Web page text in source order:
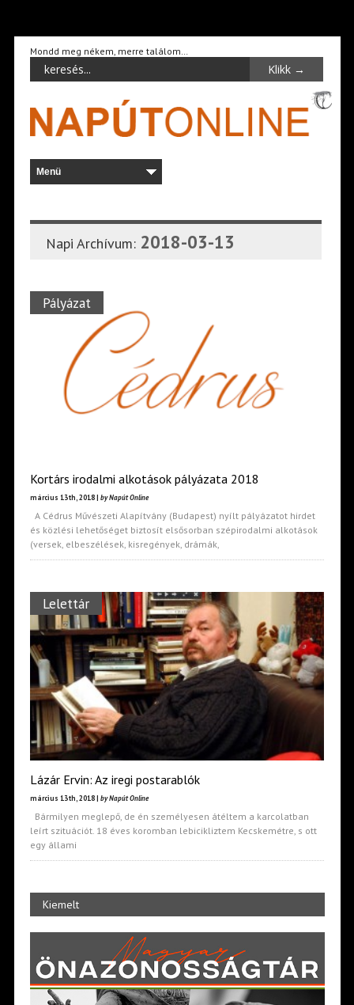
Mondd meg nékem, merre találom…
Napi Archívum: 2018-03-13
Pályázat
Kortárs irodalmi alkotások pályázata 2018
március 13th, 2018 | by Napút Online
A Cédrus Művészeti Alapítvány (Budapest) nyílt pályázatot hirdet
és közlési lehetőséget biztosít elsősorban szépirodalmi alkotások
(versek, elbeszélések, kisregények, drámák,
Lelettár
Lázár Ervin: Az iregi postarablók
március 13th, 2018 | by Napút Online
Bármilyen meglepő, de én személyesen átéltem a karcolatban
leírt szituációt. 18 éves koromban lebicikliztem Kecskemétre, s ott
egy állami
Kiemelt